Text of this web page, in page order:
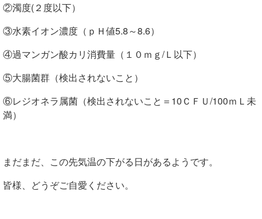
②濁度(２度以下）
③水素イオン濃度（ｐＨ値5.8～8.6）
④過マンガン酸カリ消費量（１０ｍｇ/Ｌ以下）
⑤大腸菌群（検出されないこと）
⑥レジオネラ属菌（検出されないこと＝10ＣＦＵ/100ｍＬ未
満）
まだまだ、この先気温の下がる日があるようです。
皆様、どうぞご自愛ください。